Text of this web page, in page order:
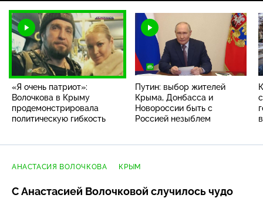
«Я очень патриот»:
Волочкова в Крыму
продемонстрировала
политическую гибкость
Путин: выбор жителей
Крыма, Донбасса и
Новороссии быть с
Россией незыблем
АНАСТАСИЯ ВОЛОЧКОВА КРЫМ
С Анастасией Волочковой случилось чудо